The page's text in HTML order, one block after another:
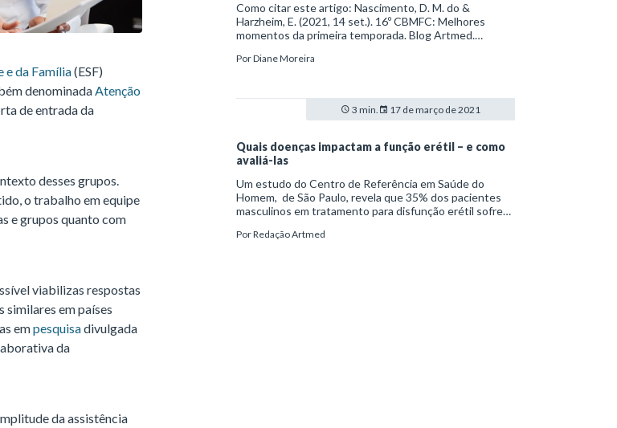
e da Família(ESF)
denominadaAtenção
de entrada da
desses grupos.
o trabalho em equipe
e grupos quanto com
viabilizas respostas
similares em países
empesquisadivulgada
da
da assistência
Como citar este artigo: Nascimento, D. M. do &
Harzheim, E. (2021, 14 set.). 16º CBMFC: Melhores
momentos da primeira temporada. Blog Artmed.
momentos-da-primeira-temporada
PorDiane Moreira
3 min. 17 de março de 2021
Quais doenças impactam a função erétil – e como
avaliá-las
Um estudo do Centro de Referência em Saúde do
Homem, de São Paulo, revela que 35% dos pacientes
masculinos em tratamento para disfunção erétil sofrem
receberam o implante de prótese peniana entre 2011 e
PorRedação Artmed